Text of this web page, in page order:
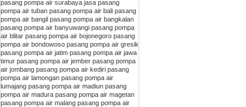
pasang pompa air surabaya jasa pasang
pompa air tuban pasang pompa air bali pasang
pompa air bangil pasang pompa air bangkalan
pasang pompa air banyuwangi pasang pompa
air blitar pasang pompa air bojonegoro pasang
pompa air bondowoso pasang pompa air gresik
pasang pompa air jatim pasang pompa air jawa
timur pasang pompa air jember pasang pompa
air jombang pasang pompa air kediri pasang
pompa air lamongan pasang pompa air
lumajang pasang pompa air madiun pasang
pompa air madura pasang pompa air magetan
pasang pompa air malang pasang pompa air